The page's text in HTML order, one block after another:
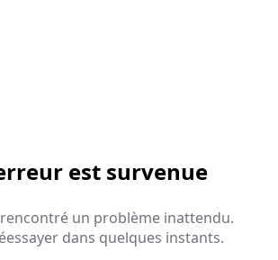
est survenue
un problème inattendu.
dans quelques instants.